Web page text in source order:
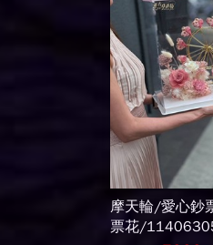
摩天輪/愛心鈔
票花/